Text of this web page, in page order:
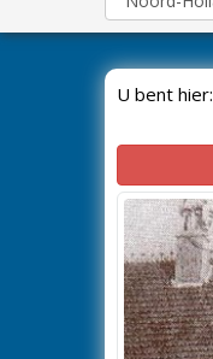
U bent hier: